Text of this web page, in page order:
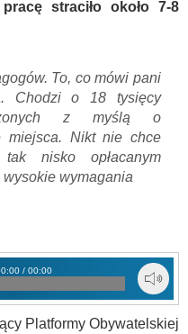
straciło około 7-8
To, co mówi pani
Chodzi o 18 tysięcy
z myślą o
miejsca. Nikt nie chce
nisko opłacanym
wymagania
/ 00:00
Platformy Obywatelskiej